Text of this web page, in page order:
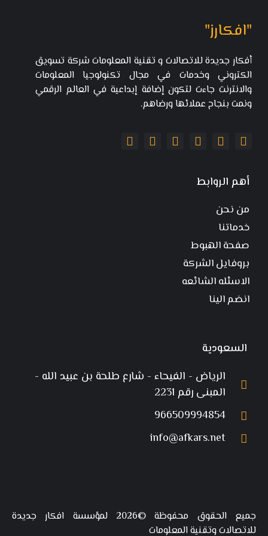
"افكارز"
أفكار جديدة للاتصالات و تقنية المعلومات شركة تسويق
الكتروني وخدمات في مجال تكنولوجيا المعلومات
والانترنت جاءت لتكون إضافة إبداعية في العالم الرقمي
ونمت بنجاح عملائها ورضاهم.
أهم الروابط
من نحن
خدماتنا
صفحة الهبوط
بروفايل الشركة
الاسئله الشائعه
انضم الينا
السعودية
الرياض - الفيحاء - شارع طلحة بن عبيد الله -
المبنى رقم 2231
966509994854
info@afkars.net
جميع الحقوق محفوظة ©2026 لمؤسسة افكار جديدة
للاتصالات وتقنية المعلومات